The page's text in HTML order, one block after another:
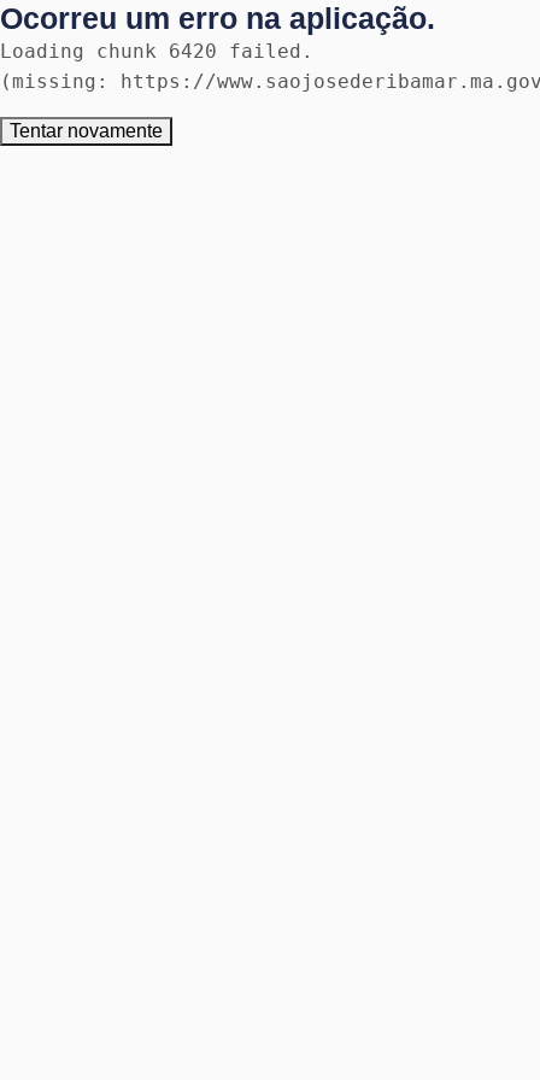
Ocorreu um erro na aplicação.
Loading chunk 6420 failed.
(missing: https://
Tentar novamente